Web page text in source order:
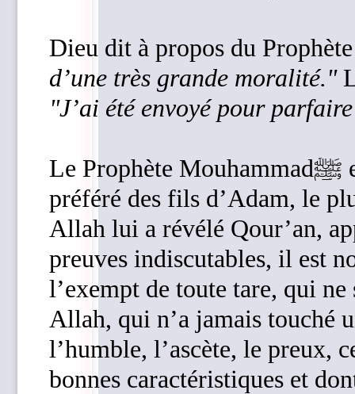
d’une très grande moralité."
"J’ai été envoyé pour
Le Prophète Mouhammadﷺ est la meilleure des créatures, le
préféré des fils d’Adam, le
Allah lui a révélé Qour’an,
preuves indiscutables, il est
l’exempt de toute tare, qui ne
Allah, qui n’a jamais touché
l’humble, l’ascète, le preux,
bonnes caractéristiques et